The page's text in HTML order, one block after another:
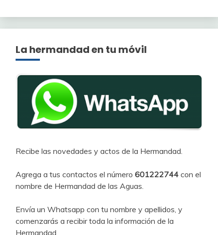
La hermandad en tu móvil
Recibe las novedades y actos de la Hermandad.
Agrega a tus contactos el número 601222744 con el
nombre de Hermandad de las Aguas.
Envía un Whatsapp con tu nombre y apellidos, y
comenzarás a recibir toda la información de la
Hermandad.